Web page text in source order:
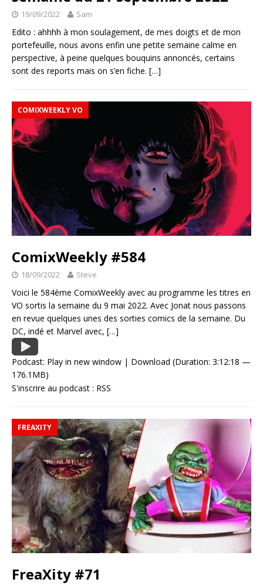
19/09/2022 Sam
Edito : ahhhh à mon soulagement, de mes doigts et de mon
portefeuille, nous avons enfin une petite semaine calme en
perspective, à peine quelques bouquins annoncés, certains
sont des reports mais on s’en fiche. […]
COMIXWEEKLY VO
ComixWeekly #584
18/09/2022 Steve
Voici le 584ème ComixWeekly avec au programme les titres en
VO sortis la semaine du 9 mai 2022. Avec Jonat nous passons
en revue quelques unes des sorties comics de la semaine. Du
DC, indé et Marvel avec, […]
Podcast: Play in new window | Download (Duration: 3:12:18 —
176.1MB)
S'inscrire au podcast : RSS
FREAXITY
FreaXity #71